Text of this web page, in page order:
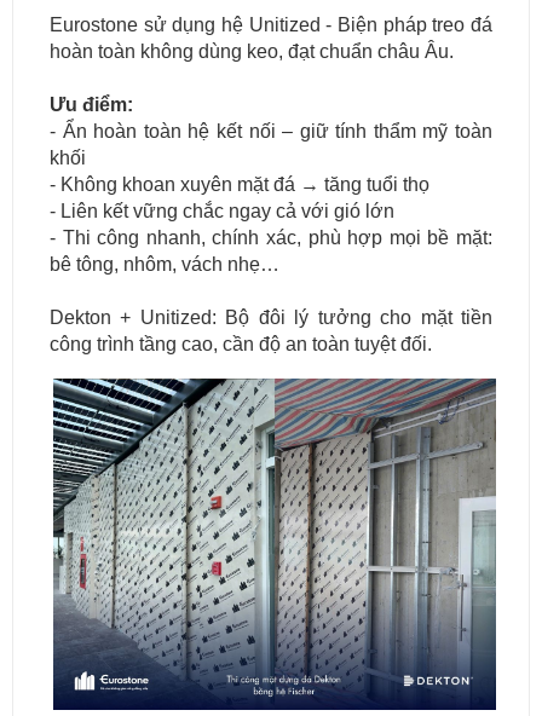
Eurostone sử dụng hệ Unitized - Biện pháp treo đá
hoàn toàn không dùng keo, đạt chuẩn châu Âu.
Ưu điểm:
- Ẩn hoàn toàn hệ kết nối – giữ tính thẩm mỹ toàn
khối
- Không khoan xuyên mặt đá → tăng tuổi thọ
- Liên kết vững chắc ngay cả với gió lớn
- Thi công nhanh, chính xác, phù hợp mọi bề mặt:
bê tông, nhôm, vách nhẹ…
Dekton + Unitized: Bộ đôi lý tưởng cho mặt tiền
công trình tầng cao, cần độ an toàn tuyệt đối.